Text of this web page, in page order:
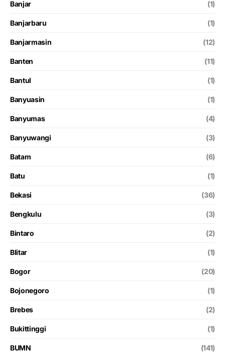
Banjar (1)
Banjarbaru (1)
Banjarmasin (12)
Banten (11)
Bantul (1)
Banyuasin (1)
Banyumas (4)
Banyuwangi (3)
Batam (6)
Batu (1)
Bekasi (36)
Bengkulu (3)
Bintaro (2)
Blitar (1)
Bogor (20)
Bojonegoro (1)
Brebes (2)
Bukittinggi (1)
BUMN (141)